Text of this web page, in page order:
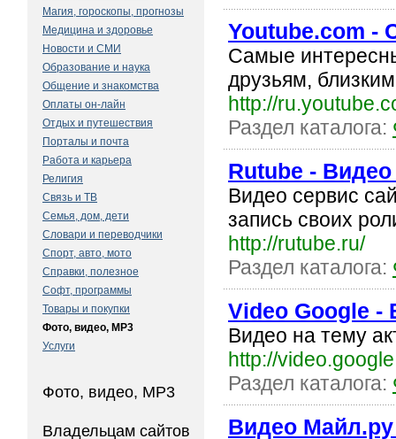
Магия, гороскопы, прогнозы
Медицина и здоровье
Новости и СМИ
Образование и наука
Общение и знакомства
Оплаты он-лайн
Отдых и путешествия
Порталы и почта
Работа и карьера
Религия
Связь и ТВ
Семья, дом, дети
Словари и переводчики
Спорт, авто, мото
Справки, полезное
Софт, программы
Товары и покупки
Фото, видео, MP3
Услуги
Фото, видео, MP3
Владельцам сайтов
Youtube.com -
Самые
друзьям,
http://
Раздел каталога:
Rutube -
Видео сервис
запись своих
http://rutube.ru/
Раздел каталога:
Video Google -
Видео на тему
http://
Раздел каталога:
Видео Майл.ру